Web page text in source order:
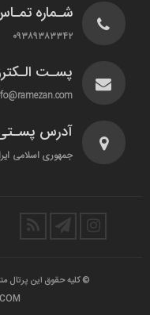
شـماره
۰۹۳۸۹۳۸۳۳۴۲
پسـت
آدرس
جمهوری اسلامی
© کلیه حقوق این پرتال